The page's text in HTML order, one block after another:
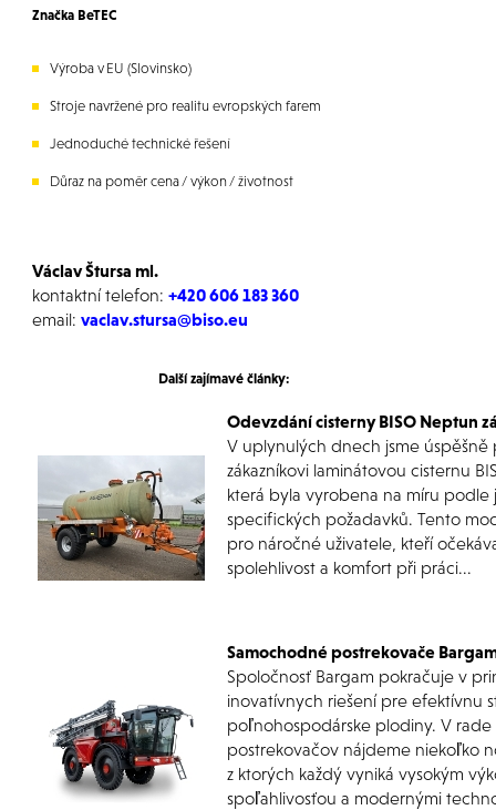
Značka BeTEC
Výroba v EU (Slovinsko)
Stroje navržené pro realitu evropských farem
Jednoduché technické řešení
Důraz na poměr cena / výkon / životnost
Václav Štursa ml.
kontaktní telefon: +420 606 183 360
email: vaclav.stursa@biso.eu
Další zajímavé články:
Odevzdání cisterny BISO Neptun
V uplynulých dnech jsme úspěšně
zákazníkovi laminátovou cisternu
která byla vyrobena na míru podle
specifických požadavků. Tento
pro náročné uživatele, kteří
spolehlivost a komfort při práci...
Samochodné postrekovače
Spoločnosť Bargam pokračuje v
inovatívnych riešení pre efektívnu
poľnohospodárske plodiny. V
postrekovačov nájdeme niekoľko
z ktorých každý vyniká vysokým
spoľahlivosťou a modernými